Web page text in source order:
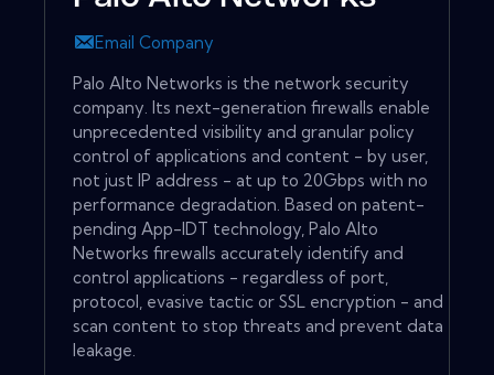
Email Company
Palo Alto Networks is the network security
company. Its next-generation firewalls enable
unprecedented visibility and granular policy
control of applications and content - by user,
not just IP address - at up to 20Gbps with no
performance degradation. Based on patent-
pending App-IDT technology, Palo Alto
Networks firewalls accurately identify and
control applications - regardless of port,
protocol, evasive tactic or SSL encryption - and
scan content to stop threats and prevent data
leakage.